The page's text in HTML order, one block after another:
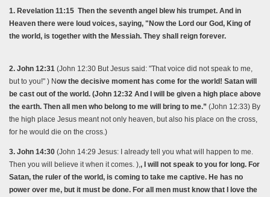
1. Revelation 11:15 Then the seventh angel blew his trumpet. And in
Heaven there were loud voices, saying, "Now the Lord our God, King of
the world, is together with the Messiah. They shall reign forever.
2. John 12:31 (John 12:30 But Jesus said: "That voice did not speak to me,
but to you!" ) Now the decisive moment has come for the world! Satan will
be cast out of the world. (John 12:32 And I will be given a high place above
the earth. Then all men who belong to me will bring to me.” (John 12:33) By
the high place Jesus meant not only heaven, but also his place on the cross,
for he would die on the cross.)
3. John 14:30 (John 14:29 Jesus: I already tell you what will happen to me.
Then you will believe it when it comes. ), , I will not speak to you for long. For
Satan, the ruler of the world, is coming to take me captive. He has no
power over me, but it must be done. For all men must know that I love the